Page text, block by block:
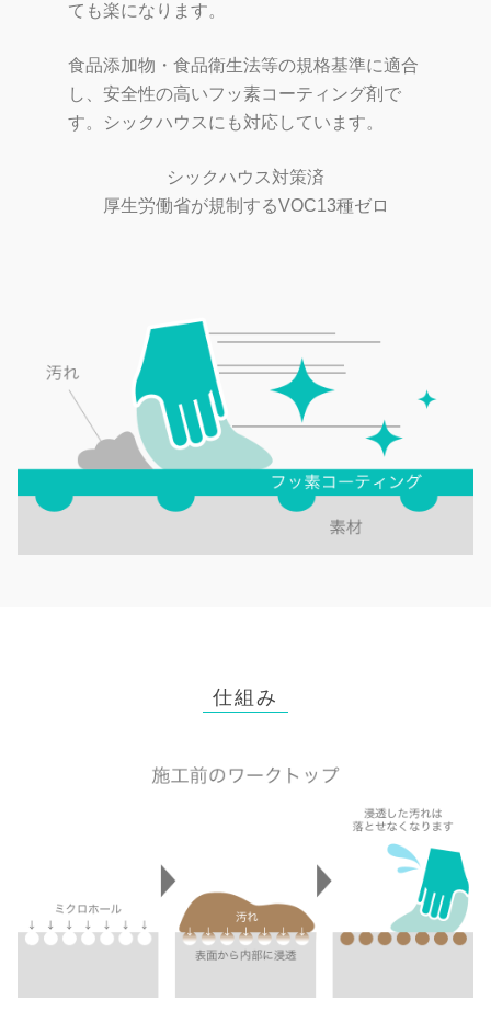
ても楽になります。
食品添加物・食品衛生法等の規格基準に適合
し、 安全性の高いフッ素コーティング剤で
す。シックハウスにも対応しています。
シックハウス対策済
厚生労働省が規制するVOC13種ゼロ
仕組み